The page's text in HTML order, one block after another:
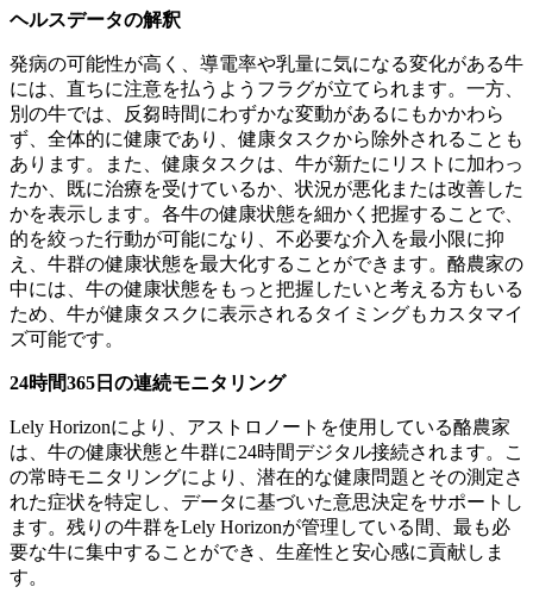
ヘルスデータの解釈
発病の可能性が高く、導電率や乳量に気になる変化がある牛
には、直ちに注意を払うようフラグが立てられます。一方、
別の牛では、反芻時間にわずかな変動があるにもかかわら
ず、全体的に健康であり、健康タスクから除外されることも
あります。また、健康タスクは、牛が新たにリストに加わっ
たか、既に治療を受けているか、状況が悪化または改善した
かを表示します。各牛の健康状態を細かく把握することで、
的を絞った行動が可能になり、不必要な介入を最小限に抑
え、牛群の健康状態を最大化することができます。酪農家の
中には、牛の健康状態をもっと把握したいと考える方もいる
ため、牛が健康タスクに表示されるタイミングもカスタマイ
ズ可能です。
24時間365日の連続モニタリング
Lely Horizonにより、アストロノートを使用している酪農家
は、牛の健康状態と牛群に24時間デジタル接続されます。こ
の常時モニタリングにより、潜在的な健康問題とその測定さ
れた症状を特定し、データに基づいた意思決定をサポートし
ます。残りの牛群をLely Horizonが管理している間、最も必
要な牛に集中することができ、生産性と安心感に貢献しま
す。